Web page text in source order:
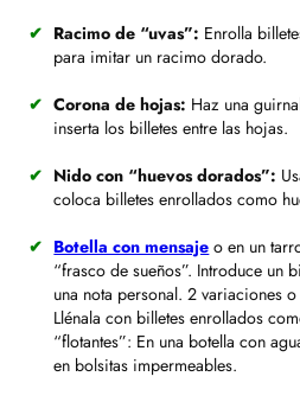
Racimo de “uvas”: Enrolla
para imitar un racimo dorado.
Corona de hojas: Haz una
inserta los billetes entre las hojas.
Nido con “huevos dorados”:
coloca billetes enrollados como
Botella con mensaje o en un
“frasco de sueños”. Introduce un
una nota personal. 2 variaciones
Llénala con billetes enrollados
“flotantes”: En una botella con
en bolsitas impermeables.